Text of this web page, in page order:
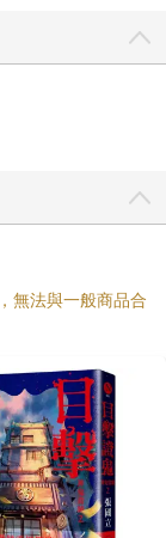
無法與一般商品合